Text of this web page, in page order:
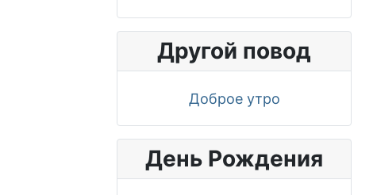
Другой повод
Доброе утро
День Рождения